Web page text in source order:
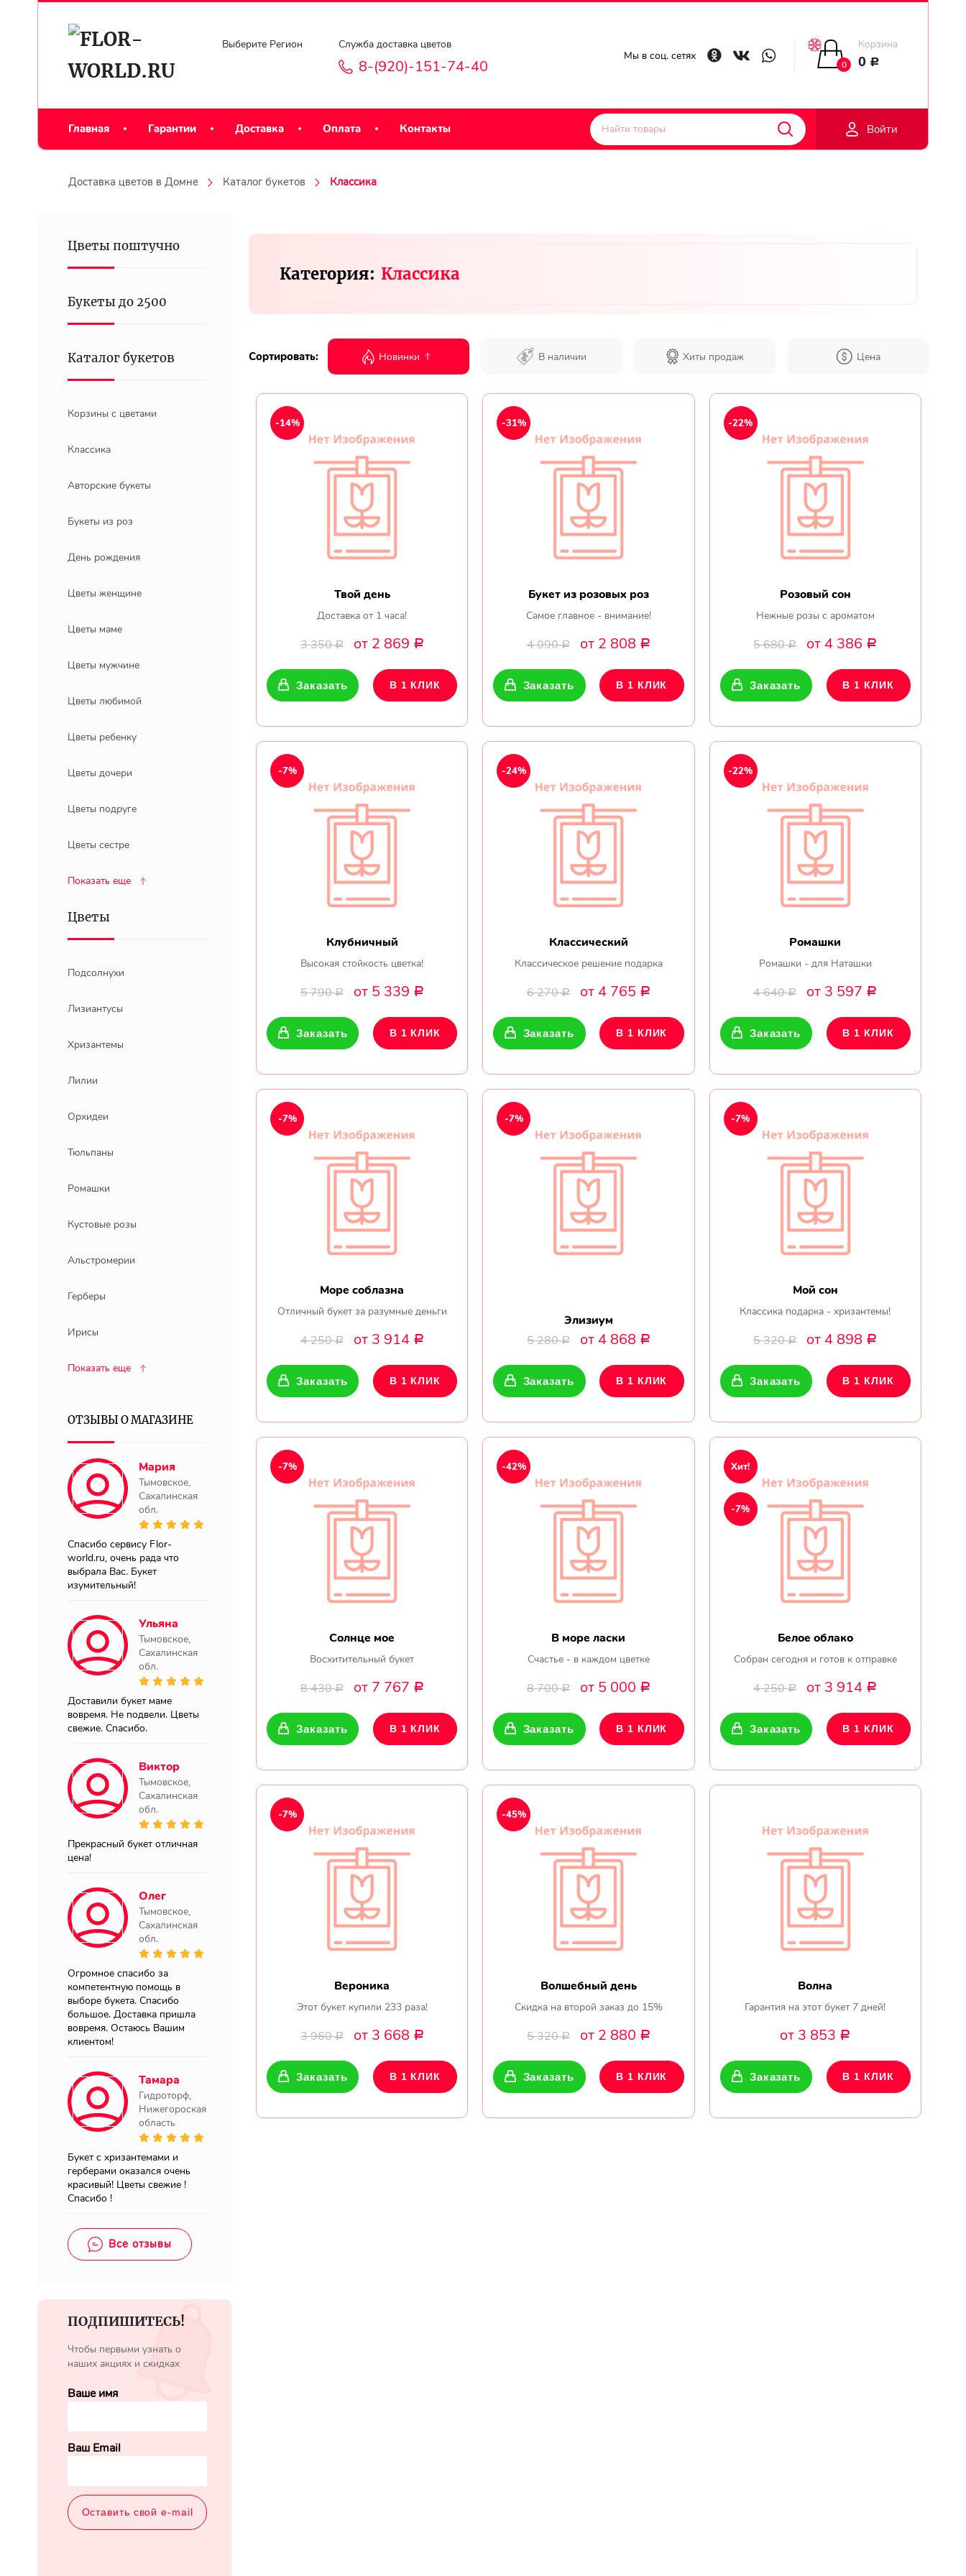
Доставка
соц.
Выберите Регион Служба доставка цветов
8-(920)-151-74-40
Мы в соц. сетях
0
Корзина
0 Р
Главная Гарантии Доставка Оплата Контакты Войти
Доставка цветов в Домне Каталог букетов Классика
Цветы поштучно
Букеты до 2500
Каталог букетов
Корзины с цветами
Классика
Авторские букеты
Букеты из роз
День рождения
Цветы женщине
Цветы маме
Цветы мужчине
Цветы любимой
Цветы ребенку
Цветы дочери
Цветы подруге
Цветы сестре
Показать еще
Цветы
Подсолнухи
Лизиантусы
Хризантемы
Лилии
Орхидеи
Тюльпаны
Ромашки
Кустовые розы
Альстромерии
Герберы
Ирисы
Показать еще
ОТЗЫВЫ О МАГАЗИНЕ
Мария
Тымовское,
Сахалинская
обл.
Спасибо сервису Flor-
world.ru, очень рада что
выбрала Вас. Букет
изумительный!
Ульяна
Тымовское,
Сахалинская
обл.
Доставили букет маме
вовремя. Не подвели. Цветы
свежие. Спасибо.
Виктор
Тымовское,
Сахалинская
обл.
Прекрасный букет отличная
цена!
Олег
Тымовское,
Сахалинская
обл.
Огромное спасибо за
компетентную помощь в
выборе букета. Спасибо
большое. Доставка пришла
вовремя. Остаюсь Вашим
клиентом!
Тамара
Гидроторф,
Нижегороская
область
Букет с хризантемами и
герберами оказался очень
красивый! Цветы свежие !
Спасибо !
Все отзывы
ПОДПИШИТЕСЬ!
Чтобы первыми узнать о
наших акциях и скидках
Ваше имя
Ваш Email
Категория: Классика
Сортировать: Новинки В наличии Хиты продаж Цена
Твой день
Доставка от 1 часа!
3 350Р от 2 869 Р
-14%
Заказать В 1 КЛИК
Букет из розовых роз
Самое главное - внимание!
4 090Р от 2 808 Р
-31%
Заказать В 1 КЛИК
Розовый сон
Нежные розы с ароматом
5 680Р от 4 386 Р
-22%
Заказать В 1 КЛИК
Клубничный
Высокая стойкость цветка!
5 790Р от 5 339 Р
-7%
Заказать В 1 КЛИК
Классический
Классическое решение подарка
6 270Р от 4 765 Р
-24%
Заказать В 1 КЛИК
Ромашки
Ромашки - для Наташки
4 640Р от 3 597 Р
-22%
Заказать В 1 КЛИК
Море соблазна
Отличный букет за разумные деньги
4 250Р от 3 914 Р
-7%
Заказать В 1 КЛИК
Элизиум
5 280Р от 4 868 Р
-7%
Заказать В 1 КЛИК
Мой сон
Классика подарка - хризантемы!
5 320Р от 4 898 Р
-7%
Заказать В 1 КЛИК
Солнце мое
Восхитительный букет
8 430Р от 7 767 Р
-7%
Заказать В 1 КЛИК
В море ласки
Счастье - в каждом цветке
8 700Р от 5 000 Р
-42%
Заказать В 1 КЛИК
Белое облако
Собран сегодня и готов к отправке
4 250Р от 3 914 Р
Хит!
-7%
Заказать В 1 КЛИК
Вероника
Этот букет купили 233 раза!
3 960Р от 3 668 Р
-7%
Заказать В 1 КЛИК
Волшебный день
Скидка на второй заказ до 15%
5 320Р от 2 880 Р
-45%
Заказать В 1 КЛИК
Волна
Гарантия на этот букет 7 дней!
от 3 853 Р
Заказать В 1 КЛИК